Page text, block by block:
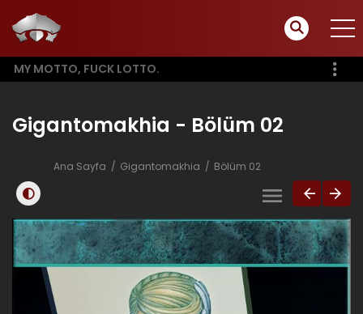
MY MOTTO, FUCK LOTTO.
Gigantomakhia - Bölüm 02
Ana Sayfa Gigantomakhia Bölüm 02